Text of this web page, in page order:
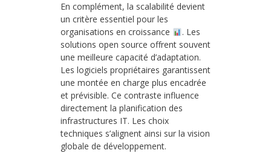
En complément, la scalabilité devient
un critère essentiel pour les
organisations en croissance
. Les
solutions open source offrent souvent
une meilleure capacité d’adaptation.
Les logiciels propriétaires garantissent
une montée en charge plus encadrée
et prévisible. Ce contraste influence
directement la planification des
infrastructures IT. Les choix
techniques s’alignent ainsi sur la vision
globale de développement.